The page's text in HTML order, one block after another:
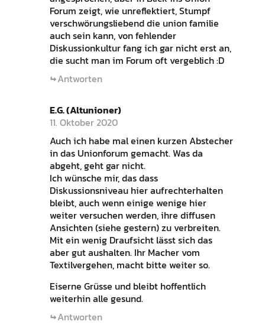
Forum zeigt, wie unreflektiert, Stumpf
verschwörungsliebend die union familie
auch sein kann, von fehlender
Diskussionkultur fang ich gar nicht erst an,
die sucht man im Forum oft vergeblich :D
Antworten
E.G. (Altunioner)
11. Oktober 2020
Auch ich habe mal einen kurzen Abstecher
in das Unionforum gemacht. Was da
abgeht, geht gar nicht.
Ich wünsche mir, das dass
Diskussionsniveau hier aufrechterhalten
bleibt, auch wenn einige wenige hier
weiter versuchen werden, ihre diffusen
Ansichten (siehe gestern) zu verbreiten.
Mit ein wenig Draufsicht lässt sich das
aber gut aushalten. Ihr Macher vom
Textilvergehen, macht bitte weiter so.
Eiserne Grüsse und bleibt hoffentlich
weiterhin alle gesund.
Antworten